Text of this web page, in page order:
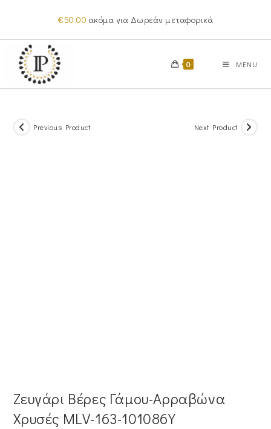
content
€50.00 ακόμα για Δωρεάν μεταφορικά
0 MENU
Previous Product Next Product
Ζευγάρι Βέρες Γάμου-Αρραβώνα
Χρυσές MLV-163-101086Y